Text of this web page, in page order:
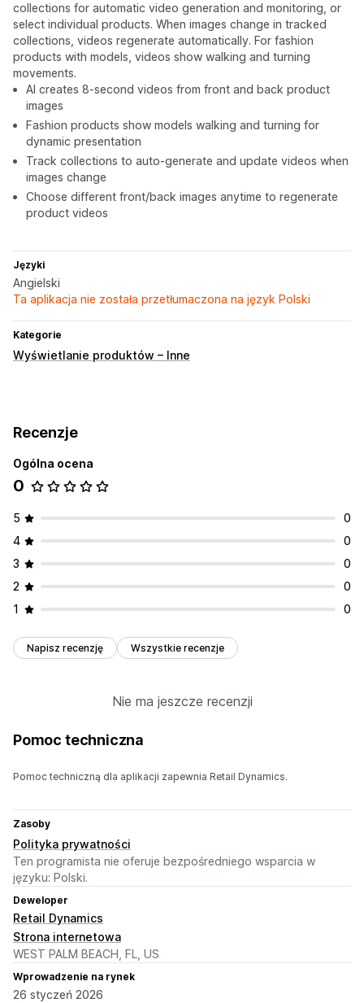
collections for automatic video generation and monitoring, or
select individual products. When images change in tracked
collections, videos regenerate automatically. For fashion
products with models, videos show walking and turning
movements.
AI creates 8-second videos from front and back product
images
Fashion products show models walking and turning for
dynamic presentation
Track collections to auto-generate and update videos when
images change
Choose different front/back images anytime to regenerate
product videos
Języki
Angielski
Ta aplikacja nie została przetłumaczona na język Polski
Kategorie
Wyświetlanie produktów – Inne
Recenzje
Ogólna ocena
0
5
0
4
0
3
0
2
0
1
0
Napisz recenzję Wszystkie recenzje
Nie ma jeszcze recenzji
Pomoc techniczna
Pomoc techniczną dla aplikacji zapewnia Retail Dynamics.
Zasoby
Polityka prywatności
Ten programista nie oferuje bezpośredniego wsparcia w
języku: Polski.
Deweloper
Retail Dynamics
Strona internetowa
WEST PALM BEACH, FL, US
Wprowadzenie na rynek
26 styczeń 2026